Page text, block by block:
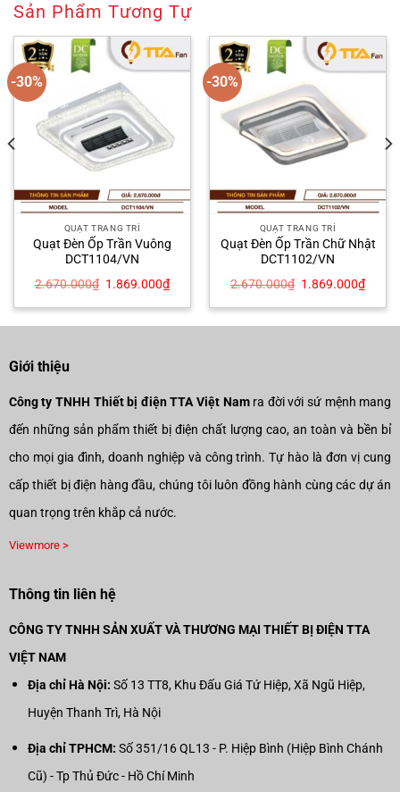
Sản Phẩm Tương Tự
-30%
QUẠT TRANG TRÍ
Quạt Đèn Ốp Trần Vuông
DCT1104/VN
2.670.000₫ Giá
là:
1.869.000₫Giá
hiện
tại
1.869.000₫.
-30%
QUẠT TRANG TRÍ
Quạt Đèn Ốp Trần Chữ Nhật
DCT1102/VN
2.670.000₫ Giá
là:
1.869.000₫Giá
hiện
tại
Giới thiệu
Công ty TNHH Thiết bị điện TTA Việt Namra đời với sứ mệnh mang
đến những sản phẩm thiết bị điện chất lượng cao, an toàn và bền bỉ
cho mọi gia đình, doanh nghiệp và công trình. Tự hào là đơn vị cung
cấp thiết bị điện hàng đầu, chúng tôi luôn đồng hành cùng các dự án
quan trọng trên khắp cả nước.
Viewmore >
Thông tin liên hệ
CÔNG TY TNHH SẢN XUẤT VÀ THƯƠNG MẠI THIẾT BỊ ĐIỆN TTA
VIỆT NAM
Địa chỉ Hà Nội: Số 13 TT8, Khu Đấu Giá Tứ Hiệp, Xã Ngũ Hiệp,
Huyện Thanh Trì, Hà Nội
Địa chỉ TPHCM: Số 351/16 QL13 - P. Hiệp Bình (Hiệp Bình Chánh
Cũ) - Tp Thủ Đức - Hồ Chí Minh